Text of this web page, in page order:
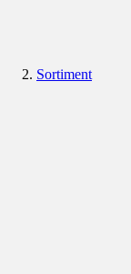
Sortiment